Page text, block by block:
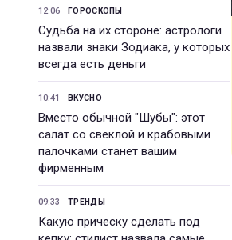
12:06 ГОРОСКОПЫ
Судьба на их стороне: астрологи
назвали знаки Зодиака, у которых
всегда есть деньги
10:41 ВКУСНО
Вместо обычной "Шубы": этот
салат со свеклой и крабовыми
палочками станет вашим
фирменным
09:33 ТРЕНДЫ
Какую прическу сделать под